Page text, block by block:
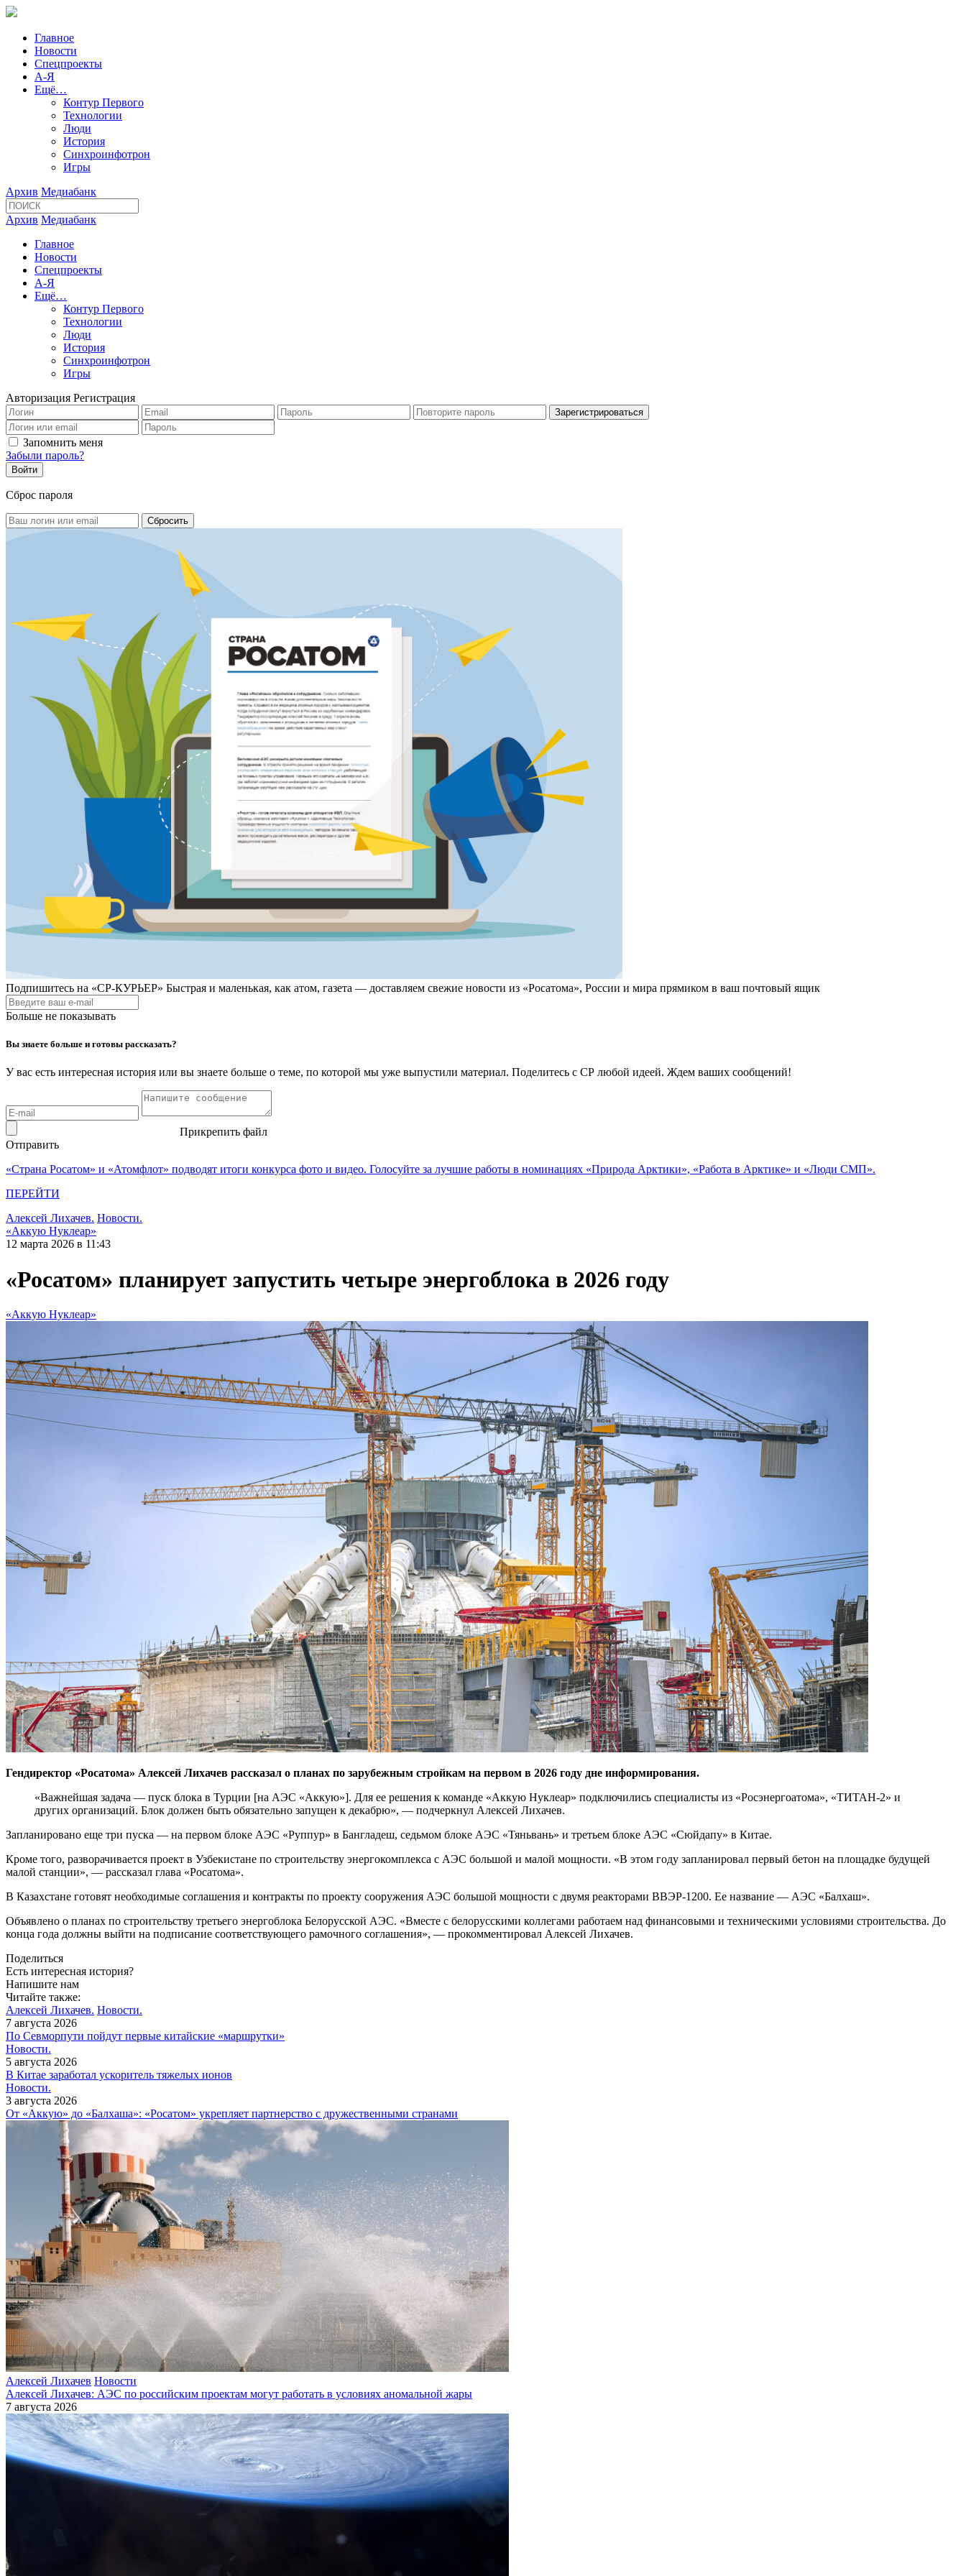
Главное
Новости
Спецпроекты
А-Я
Ещё…
Контур Первого
Технологии
Люди
История
Синхроинфотрон
Игры
Архив Медиабанк
Архив Медиабанк
Главное
Новости
Спецпроекты
А-Я
Ещё…
Контур Первого
Технологии
Люди
История
Синхроинфотрон
Игры
Авторизация Регистрация
Запомнить меня
Забыли пароль?
Сброс пароля
Подпишитесь на «СР-КУРЬЕР» Быстрая и маленькая, как атом, газета — доставляем свежие новости из «Росатома», России и мира прямиком в ваш почтовый ящик
Больше не показывать
Вы знаете больше и готовы рассказать?
У вас есть интересная история или вы знаете больше о теме, по которой мы уже выпустили материал. Поделитесь с СР любой идеей. Ждем ваших сообщений!
Прикрепить файл
Отправить
«Страна Росатом» и «Атомфлот» подводят итоги конкурса фото и видео. Голосуйте за лучшие работы в номинациях «Природа Арктики», «Работа в Арктике» и «Люди СМП».
ПЕРЕЙТИ
Алексей Лихачев. Новости.
«Аккую Нуклеар»
12 марта 2026 в 11:43
«Росатом» планирует запустить четыре энергоблока в 2026 году
«Аккую Нуклеар»
Гендиректор «Росатома» Алексей Лихачев рассказал о планах по зарубежным стройкам на первом в 2026 году дне информирования.
«Важнейшая задача — пуск блока в Турции [на АЭС «Аккую»]. Для ее решения к команде «Аккую Нуклеар» подключились специалисты из «Росэнергоатома», «ТИТАН-2» и
других организаций. Блок должен быть обязательно запущен к декабрю», — подчеркнул Алексей Лихачев.
Запланировано еще три пуска — на первом блоке АЭС «Руппур» в Бангладеш, седьмом блоке АЭС «Тяньвань» и третьем блоке АЭС «Сюйдапу» в Китае.
Кроме того, разворачивается проект в Узбекистане по строительству энергокомплекса с АЭС большой и малой мощности. «В этом году запланировал первый бетон на площадке будущей
малой станции», — рассказал глава «Росатома».
В Казахстане готовят необходимые соглашения и контракты по проекту сооружения АЭС большой мощности с двумя реакторами ВВЭР-1200. Ее название — АЭС «Балхаш».
Объявлено о планах по строительству третьего энергоблока Белорусской АЭС. «Вместе с белорусскими коллегами работаем над финансовыми и техническими условиями строительства. До
конца года должны выйти на подписание соответствующего рамочного соглашения», — прокомментировал Алексей Лихачев.
Поделиться
Есть интересная история?
Напишите нам
Читайте также:
Алексей Лихачев. Новости.
7 августа 2026
По Севморпути пойдут первые китайские «маршрутки»
Новости.
5 августа 2026
В Китае заработал ускоритель тяжелых ионов
Новости.
3 августа 2026
От «Аккую» до «Балхаша»: «Росатом» укрепляет партнерство с дружественными странами
Алексей Лихачев Новости
Алексей Лихачев: АЭС по российским проектам могут работать в условиях аномальной жары
7 августа 2026